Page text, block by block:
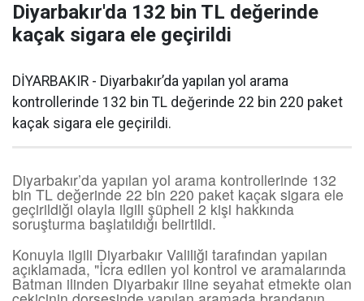
Diyarbakır'da 132 bin TL değerinde
kaçak sigara ele geçirildi
DİYARBAKIR - Diyarbakır’da yapılan yol arama
kontrollerinde 132 bin TL değerinde 22 bin 220 paket
kaçak sigara ele geçirildi.
Diyarbakır’da yapılan yol arama kontrollerinde 132
bin TL değerinde 22 bin 220 paket kaçak sigara ele
geçirildiği olayla ilgili şüpheli 2 kişi hakkında
soruşturma başlatıldığı belirtildi.
Konuyla ilgili Diyarbakır Valiliği tarafından yapılan
açıklamada, "İcra edilen yol kontrol ve aramalarında
Batman ilinden Diyarbakır iline seyahat etmekte olan